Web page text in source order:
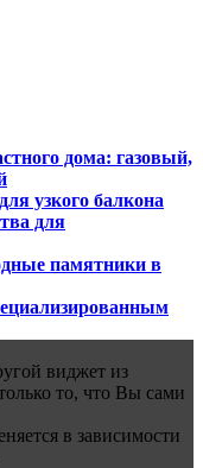
дома: газовый,
узкого балкона
для
памятники в
виджет из
то, что Вы сами
в зависимости